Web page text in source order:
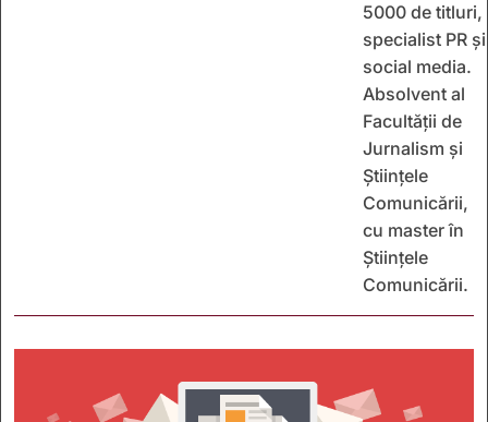
5000 de titluri,
specialist PR și
social media.
Absolvent al
Facultății de
Jurnalism și
Științele
Comunicării,
cu master în
Științele
Comunicării.